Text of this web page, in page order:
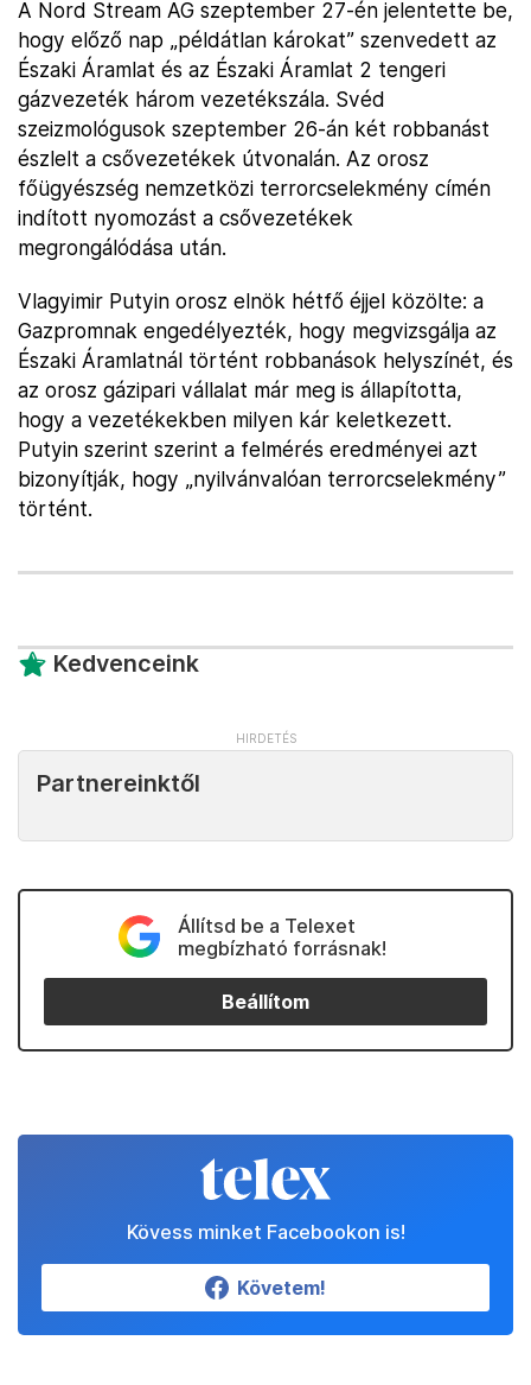
A Nord Stream AG szeptember 27-én jelentette be,
hogy előző nap „példátlan károkat” szenvedett az
Északi Áramlat és az Északi Áramlat 2 tengeri
gázvezeték három vezetékszála. Svéd
szeizmológusok szeptember 26-án két robbanást
észlelt a csővezetékek útvonalán. Az orosz
főügyészség nemzetközi terrorcselekmény címén
indított nyomozást a csővezetékek
megrongálódása után.
Vlagyimir Putyin orosz elnök hétfő éjjel közölte: a
Gazpromnak engedélyezték, hogy megvizsgálja az
Északi Áramlatnál történt robbanások helyszínét, és
az orosz gázipari vállalat már meg is állapította,
hogy a vezetékekben milyen kár keletkezett.
Putyin szerint szerint a felmérés eredményei azt
bizonyítják, hogy „nyilvánvalóan terrorcselekmény”
történt.
Kedvenceink
Partnereinktől
Állítsd be a Telexet
megbízható forrásnak!
Beállítom
Kövess minket Facebookon is!
Követem!